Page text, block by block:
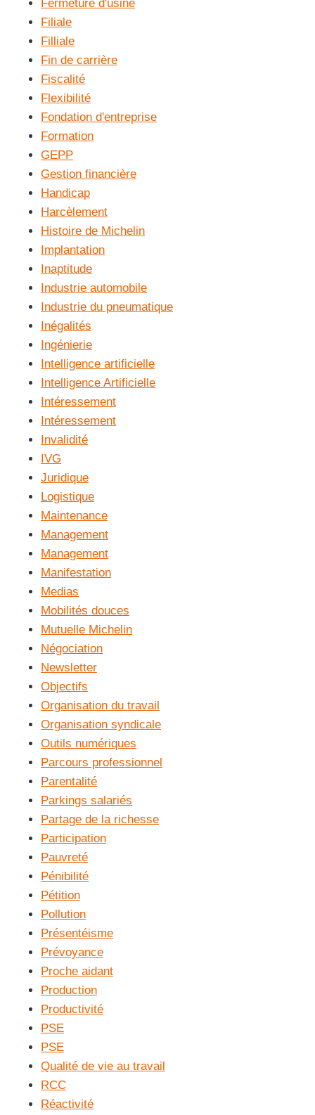
Fermeture d'usine
Filiale
Filliale
Fin de carrière
Fiscalité
Flexibilité
Fondation d'entreprise
Formation
GEPP
Gestion financière
Handicap
Harcèlement
Histoire de Michelin
Implantation
Inaptitude
Industrie automobile
Industrie du pneumatique
Inégalités
Ingénierie
Intelligence artificielle
Intelligence Artificielle
Intéressement
Intéressement
Invalidité
IVG
Juridique
Logistique
Maintenance
Management
Management
Manifestation
Medias
Mobilités douces
Mutuelle Michelin
Négociation
Newsletter
Objectifs
Organisation du travail
Organisation syndicale
Outils numériques
Parcours professionnel
Parentalité
Parkings salariés
Partage de la richesse
Participation
Pauvreté
Pénibilité
Pétition
Pollution
Présentéisme
Prévoyance
Proche aidant
Production
Productivité
PSE
PSE
Qualité de vie au travail
RCC
Réactivité